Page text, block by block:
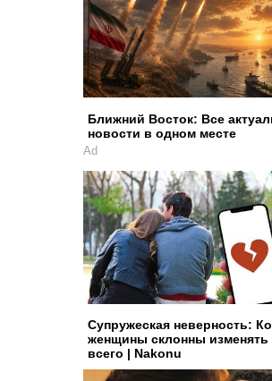
Ближний Восток: Все
новости в одном месте
Ad
Супружеская неверность:
женщины склонны изменять
всего | Nakonu